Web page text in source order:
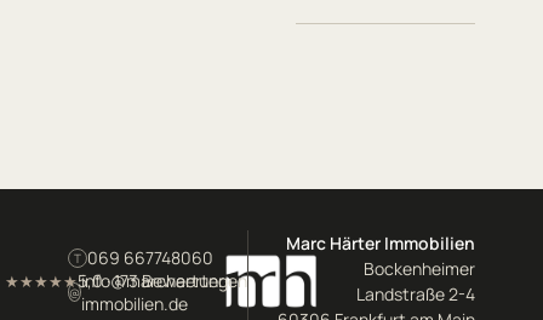
T 069 667748060
@info@marchaerter-
immobilien.de
★★★★★5,0 · 173 Bewertungen
Marc Härter Immobilien
Bockenheimer
Landstraße 2-4